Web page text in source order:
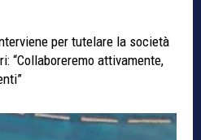
per tutelare la società
“Collaboreremo attivamente,